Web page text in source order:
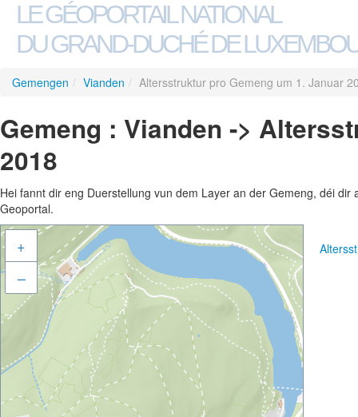
LE GÉOPORTAIL NATIONAL
DU GRAND-DUCHÉ DE
Gemengen / Vianden / Altersstruktur pro Gemeng um 1. Januar
Gemeng : Vianden ->
2018
Hei fannt dir eng Duerstellung vun dem Layer an der Gemeng, déi
Geoportal.
+
–